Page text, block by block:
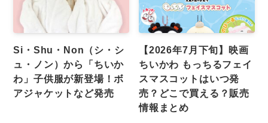
Si・Shu・Non（シ・シ
ュ・ノン）から「ちいか
わ」子供服が新登場！ボ
アジャケットなど発売
【2026年7月下旬】映画
ちいかわ もっちるフェイ
スマスコットはいつ発
売？どこで買える？販売
情報まとめ